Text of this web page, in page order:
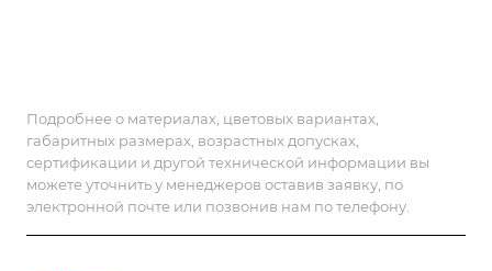
Подробнее о материалах, цветовых вариантах,
габаритных размерах, возрастных допусках,
сертификации и другой технической информации вы
можете уточнить у менеджеров оставив заявку, по
электронной почте или позвонив нам по телефону.